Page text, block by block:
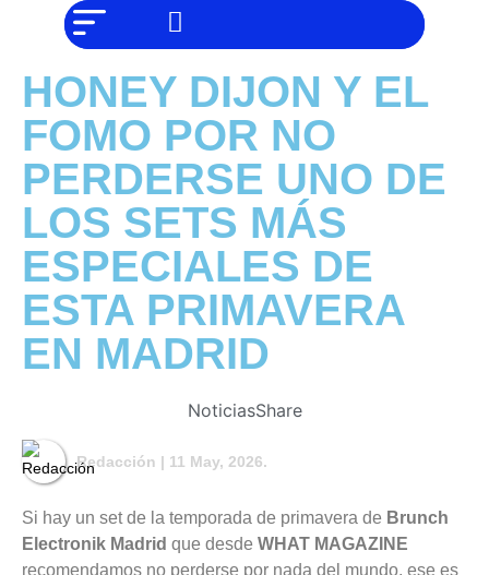
Entrevistas
Foodie
Cultura
Mix
series
Barras
Del
Mes
PERO IGUAL
PODEMOS
AYUDAR
HONEY DIJON Y EL
FOMO POR NO
PERDERSE UNO DE
LOS SETS MÁS
ESPECIALES DE
ESTA PRIMAVERA
EN MADRID
NoticiasShare
Redacción | 11 May, 2026.
Si hay un set de la temporada de primavera de Brunch
Electronik Madrid que desde WHAT MAGAZINE
recomendamos no perderse por nada del mundo, ese es